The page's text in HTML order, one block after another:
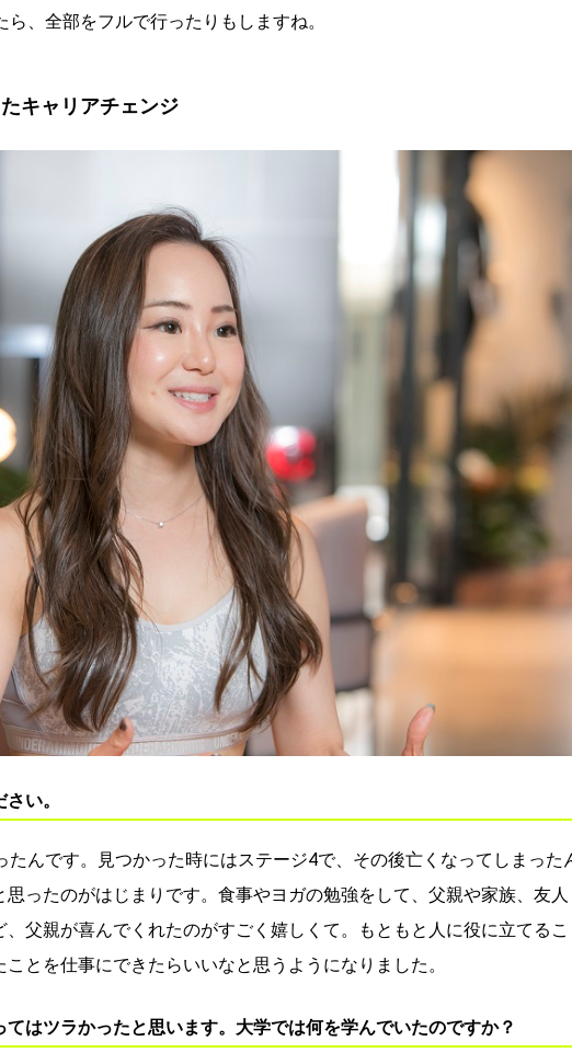
、全部をフルで行ったりもしますね。
キャリアチェンジ
い。
んです。見つかった時にはステージ4で、その後亡くなってしまった
ったのがはじまりです。食事やヨガの勉強をして、父親や家族、友人
父親が喜んでくれたのがすごく嬉しくて。もともと人に役に立てるこ
とを仕事にできたらいいなと思うようになりました。
はツラかったと思います。大学では何を学んでいたのですか？